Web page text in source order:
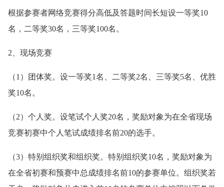
根据参赛者网络竞赛得分高低及答题时间长短设一等奖10
名，二等奖30名，三等奖100名。
2、现场竞赛
（1）团体奖。设一等奖1名、二等奖2名、三等奖5名、优胜
奖10名。
（2）个人奖。设笔试个人奖20名，奖励对象为在全省现场
竞赛初赛中个人笔试成绩排名前20的选手。
（3）特别组织奖和组织奖。特别组织奖10名，奖励对象为
在全省初赛和预赛中总成绩排名前10的参赛单位。组织奖若